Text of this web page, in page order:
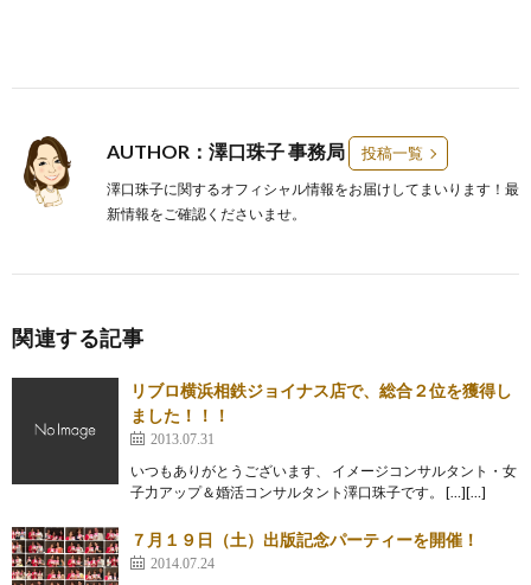
AUTHOR：澤口珠子 事務局 投稿一覧
澤口珠子に関するオフィシャル情報をお届けしてまいります！最
新情報をご確認くださいませ。
関連する記事
リブロ横浜相鉄ジョイナス店で、総合２位を獲得し
ました！！！
2013.07.31
いつもありがとうございます、 イメージコンサルタント・女
子力アップ＆婚活コンサルタント澤口珠子です。 […][…]
７月１９日（土）出版記念パーティーを開催！
2014.07.24